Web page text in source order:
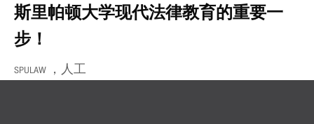
斯里帕顿大学现代法律教育的重要一
步！
SPULAW ，人工